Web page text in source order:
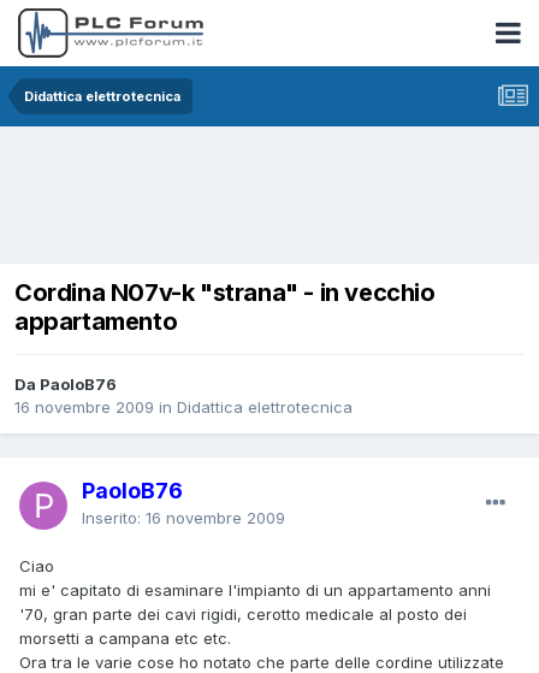
Didattica elettrotecnica
Cordina N07v-k "strana" - in vecchio
appartamento
Da PaoloB76
16 novembre 2009 in Didattica elettrotecnica
PaoloB76
Inserito: 16 novembre 2009
Ciao
mi e' capitato di esaminare l'impianto di un appartamento anni
'70, gran parte dei cavi rigidi, cerotto medicale al posto dei
morsetti a campana etc etc.
Ora tra le varie cose ho notato che parte delle cordine utilizzate